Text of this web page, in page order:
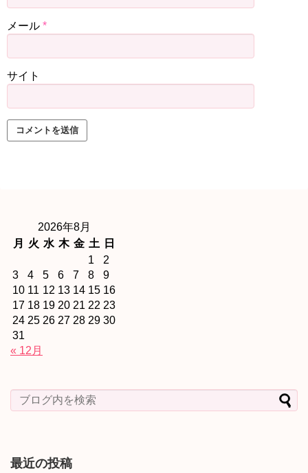
メール *
サイト
2026年8月
月
火 水 木 金 土
日
1
2
3
4 5 6 7 8
9
10 11 12 13 14 15 16
17 18 19 20 21 22 23
24 25 26 27 28 29 30
31
« 12月
最近の投稿